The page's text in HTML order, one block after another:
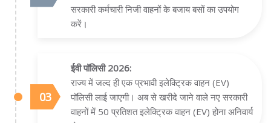
सरकारी कर्मचारी निजी वाहनों के बजाय बसों का उपयोग
करें।
ईवी पॉलिसी 2026:
राज्य में जल्द ही एक प्रभावी इलेक्ट्रिक वाहन (EV)
पॉलिसी लाई जाएगी। अब से खरीदे जाने वाले नए सरकारी
वाहनों में 50 प्रतिशत इलेक्ट्रिक वाहन (EV) होना अनिवार्य